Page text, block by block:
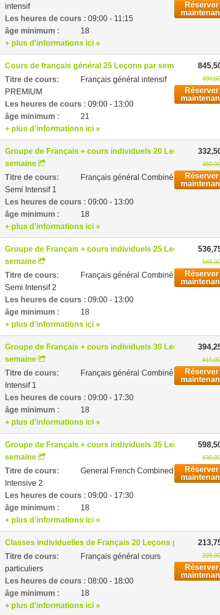
intensif
Les heures de cours : 09:00 - 11:15
âge minimum :
18
Réserver
+ plus d'informations ici »
Cours de français général 25 Leçons par semaine
Titre de cours:
Français général intensif
PREMIUM
Les heures de cours : 09:00 - 13:00
âge minimum :
21
Réserver
+ plus d'informations ici »
Groupe de Français + cours individuels 20 Leçons par
semaine
Titre de cours:
Français général Combiné
Semi Intensif 1
Les heures de cours : 09:00 - 13:00
âge minimum :
18
Réserver
+ plus d'informations ici »
Groupe de Français + cours individuels 25 Leçons par
semaine
Titre de cours:
Français général Combiné
Semi Intensif 2
Les heures de cours : 09:00 - 13:00
âge minimum :
18
Réserver
+ plus d'informations ici »
Groupe de Français + cours individuels 30 Leçons par
semaine
Titre de cours:
Français général Combiné
Intensif 1
Les heures de cours : 09:00 - 17:30
âge minimum :
18
Réserver
+ plus d'informations ici »
Groupe de Français + cours individuels 35 Leçons par
semaine
Titre de cours:
General French Combined
Intensive 2
Les heures de cours : 09:00 - 17:30
âge minimum :
18
Réserver
+ plus d'informations ici »
Classes individuelles de Français 20 Leçons par semaine
Titre de cours:
Français général cours
particuliers
Les heures de cours : 08:00 - 18:00
âge minimum :
18
Réserver
+ plus d'informations ici »